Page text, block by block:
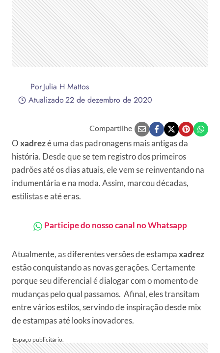
PorJulia H Mattos
Atualizado22 de dezembro de 2020
Compartilhe
Oxadrezé uma das padronagens mais antigas da
história. Desde que se tem registro dos primeiros
padrões até os dias atuais, ele vem se reinventando na
indumentária e na moda. Assim, marcou décadas,
estilistas e até eras.
Participe do nosso canal no Whatsapp
Atualmente, as diferentes versões de estampaxadrez
estão conquistando as novas gerações. Certamente
porque seu diferencial é dialogar com o momento de
mudanças pelo qual passamos. Afinal, eles transitam
entre vários estilos, servindo de inspiração desde mix
de estampas até looks inovadores.